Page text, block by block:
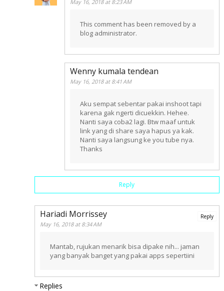
May 16, 2018 at 8:23 AM
This comment has been removed by a
blog administrator.
Wenny kumala tendean
May 16, 2018 at 8:41 AM
Aku sempat sebentar pakai inshoot tapi
karena gak ngerti dicuekkin. Hehee.
Nanti saya coba2 lagi. Btw maaf untuk
link yang di share saya hapus ya kak.
Nanti saya langsung ke you tube nya.
Thanks
Reply
Hariadi Morrissey
May 16, 2018 at 8:34 AM
Mantab, rujukan menarik bisa dipake nih... jaman
yang banyak banget yang pakai apps sepertiini
Reply
Replies